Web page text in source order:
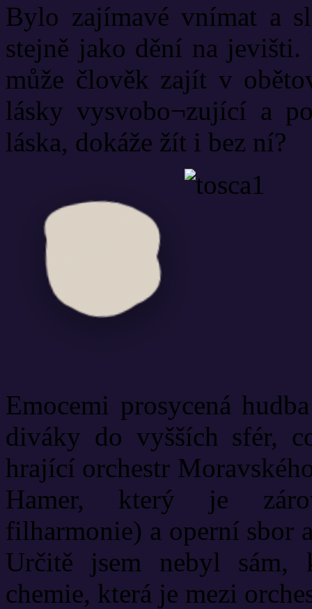
Bylo zajímavé vnímat a
stejně jako dění na
může člověk zajít v
lásky vysvobo¬zující a
láska, dokáže žít i bez ní?
Emocemi prosycená
diváky do vyšších sfér,
hrající orchestr
Hamer, který je
filharmonie) a operní sbor
Určitě jsem nebyl sám,
chemie, která je mezi